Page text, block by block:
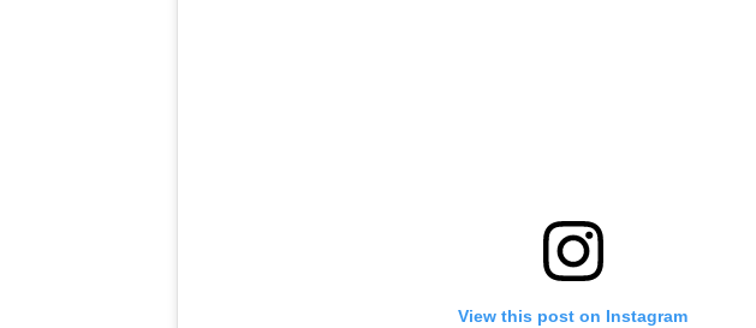
View this post on Instagram